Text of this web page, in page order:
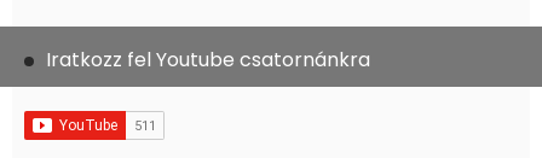
Iratkozz fel Youtube csatornánkra